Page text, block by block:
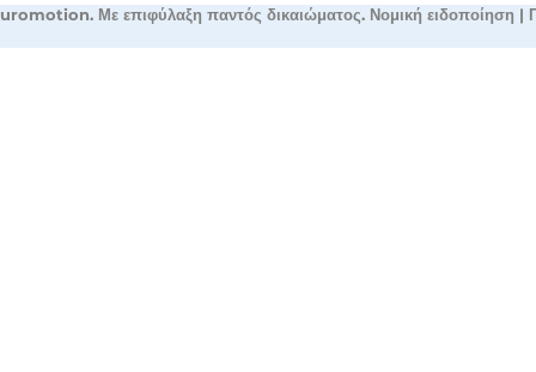
Με επιφύλαξη παντός δικαιώματος. Νομική ειδοποίηση |